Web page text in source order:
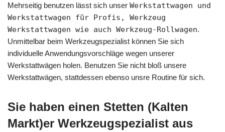
Mehrseitig benutzen lässt sich unser Werkstattwagen und
Werkstattwagen für Profis, Werkzeug
Werkstattwagen wie auch Werkzeug-Rollwagen.
Unmittelbar beim Werkzeugspezialist können Sie sich
individuelle Anwendungsvorschläge wegen unserer
Werkstattwägen holen. Benutzen Sie nicht bloß unsere
Werkstattwägen, stattdessen ebenso unsre Routine für sich.
Sie haben einen Stetten (Kalten
Markt)er Werkzeugspezialist aus